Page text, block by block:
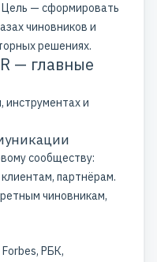
Цель — сформировать
чиновников и
решениях.
— главные
инструментах и
сообществу:
партнёрам.
чиновникам,
РБК,